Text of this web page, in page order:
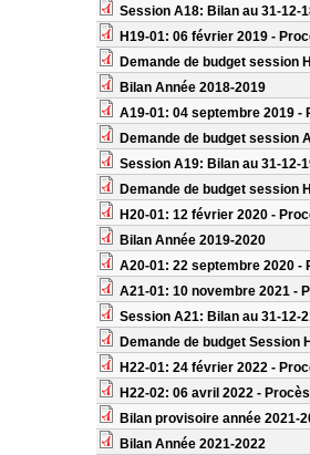
Session A18: Bilan au 31-12-
H19-01: 06 février 2019 -
Demande de budget session
Bilan Année 2018-2019
A19-01: 04 septembre 2019 -
Demande de budget session
Session A19: Bilan au 31-12-
Demande de budget session
H20-01: 12 février 2020 -
Bilan Année 2019-2020
A20-01: 22 septembre 2020 -
A21-01: 10 novembre 2021 -
Session A21: Bilan au 31-12-
Demande de budget Session
H22-01: 24 février 2022 -
H22-02: 06 avril 2022 -
Bilan provisoire année 2021-
Bilan Année 2021-2022